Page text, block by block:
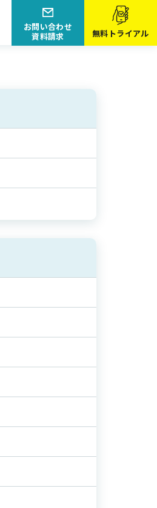
無料トライアル
お問い合わせ
資料請求